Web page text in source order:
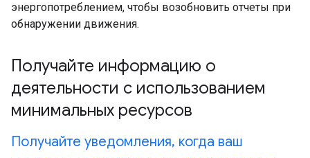
энергопотреблением, чтобы возобновить отчеты при
обнаружении движения.
Получайте информацию о
деятельности с использованием
минимальных ресурсов
Получайте уведомления, когда ваш